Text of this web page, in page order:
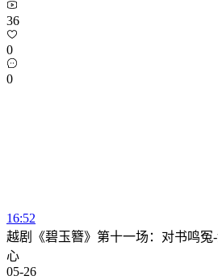
36
0
0
16:52
越剧《碧玉簪》第十一场：对书鸣冤
心
05-26